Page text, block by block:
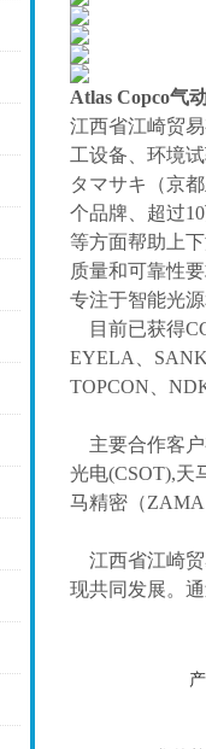
Atlas Copco气
江西省江崎贸
工设备、环境
タマサキ（京
个品牌、超过
等方面帮助上
质量和可靠性
专注于智能光
目前已获得
EYELA、
TOPCON、
主要合作客
光电(CSOT),天
马精密（
江西省江崎
现共同发展。